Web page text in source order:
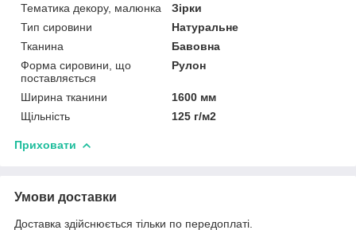
Тематика декору, малюнка
Зірки
Тип сировини
Натуральне
Тканина
Бавовна
Форма сировини, що
поставляється
Рулон
Ширина тканини
1600 мм
Щільність
125 г/м2
Приховати
Умови доставки
Доставка здійснюється тільки по передоплаті.